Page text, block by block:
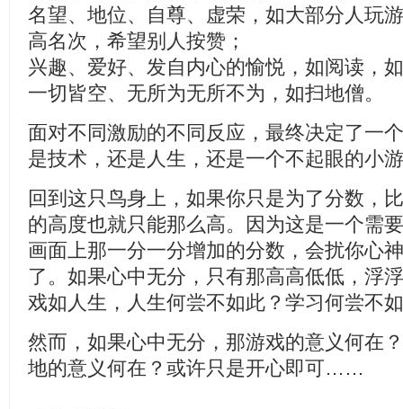
名望、地位、自尊、虚荣，如大部分人玩
高名次，希望别人按赞；
兴趣、爱好、发自内心的愉悦，如阅读，
一切皆空、无所为无所不为，如扫地僧。
面对不同激励的不同反应，最终决定了一
是技术，还是人生，还是一个不起眼的小
回到这只鸟身上，如果你只是为了分数，
的高度也就只能那么高。因为这是一个需
画面上那一分一分增加的分数，会扰你心
了。如果心中无分，只有那高高低低，浮
戏如人生，人生何尝不如此？学习何尝不
然而，如果心中无分，那游戏的意义何在
地的意义何在？或许只是开心即可……